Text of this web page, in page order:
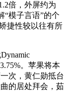
倍，外屏约为
“模子言语”的个
捷性较以往有所
。苹果将本
次，黄仁勋抵台
的居处拜会，茹